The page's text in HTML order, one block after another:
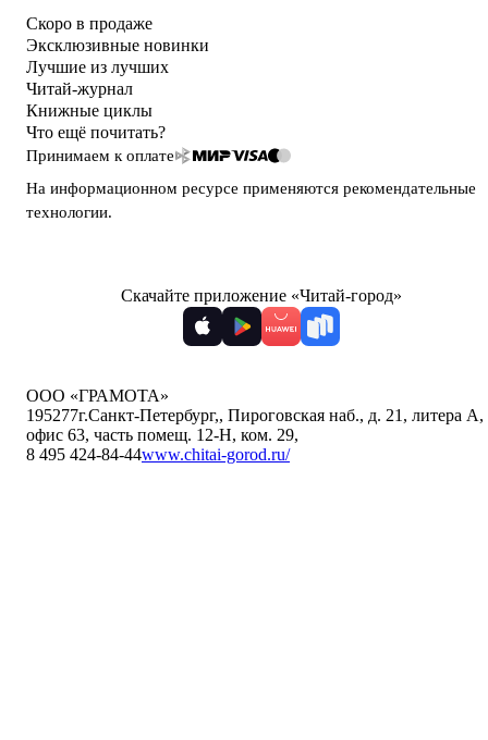
Скоро в продаже
Эксклюзивные новинки
Лучшие из лучших
Читай-журнал
Книжные циклы
Что ещё почитать?
Принимаем к оплате
На информационном ресурсе применяются рекомендательные
технологии.
Скачайте приложение «Читай-город»
ООО «ГРАМОТА»
195277г.Санкт-Петербург,, Пироговская наб., д. 21, литера А,
офис 63, часть помещ. 12-Н, ком. 29,
8 495 424-84-44www.chitai-gorod.ru/